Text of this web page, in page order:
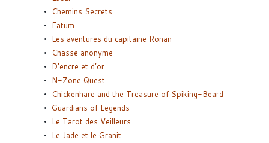
Chemins Secrets
Fatum
Les aventures du capitaine Ronan
Chasse anonyme
D’encre et d’or
N-Zone Quest
Chickenhare and the Treasure of Spiking-Beard
Guardians of Legends
Le Tarot des Veilleurs
Le Jade et le Granit